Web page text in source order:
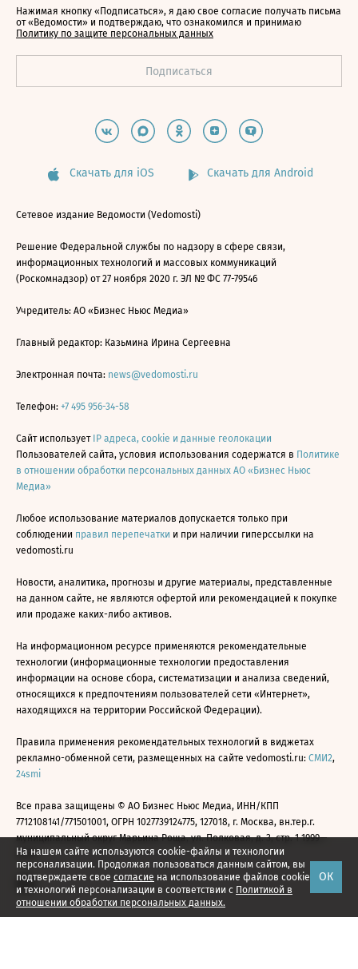
На нашем сайте используются cookie-файлы и технологии
персонализации. Продолжая пользоваться данным сайтом, вы
подтверждаете свое согласие на использование файлов cookie
и технологий персонализации в соответствии с Политикой в
отношении обработки персональных данных.
ОК
Нажимая кнопку «Подписаться», я даю свое согласие получать письма
от «Ведомости» и подтверждаю, что ознакомился и принимаю
Политику по защите персональных данных
Скачать для iOS Скачать для Android
Сетевое издание Ведомости (Vedomosti)
Решение Федеральной службы по надзору в сфере связи,
информационных технологий и массовых коммуникаций
(Роскомнадзор) от 27 ноября 2020 г. ЭЛ № ФС 77-79546
Учредитель: АО «Бизнес Ньюс Медиа»
Главный редактор: Казьмина Ирина Сергеевна
Электронная почта: news@vedomosti.ru
Телефон: +7 495 956-34-58
Сайт использует IP адреса, cookie и данные геолокации
Пользователей сайта, условия использования содержатся в Политике
в отношении обработки персональных данных АО «Бизнес Ньюс
Медиа»
Любое использование материалов допускается только при
соблюдении правил перепечатки и при наличии гиперссылки на
vedomosti.ru
Новости, аналитика, прогнозы и другие материалы, представленные
на данном сайте, не являются офертой или рекомендацией к покупке
или продаже каких-либо активов.
На информационном ресурсе применяются рекомендательные
технологии (информационные технологии предоставления
информации на основе сбора, систематизации и анализа сведений,
относящихся к предпочтениям пользователей сети «Интернет»,
находящихся на территории Российской Федерации).
Правила применения рекомендательных технологий в виджетах
рекламно-обменной сети, размещенных на сайте vedomosti.ru: СМИ2,
24smi
Все права защищены © АО Бизнес Ньюс Медиа, ИНН/КПП
7712108141/771501001, ОГРН 1027739124775, 127018, г. Москва, вн.тер.г.
муниципальный округ Марьина Роща, ул. Полковая, д. 3, стр. 1 1999—
2026